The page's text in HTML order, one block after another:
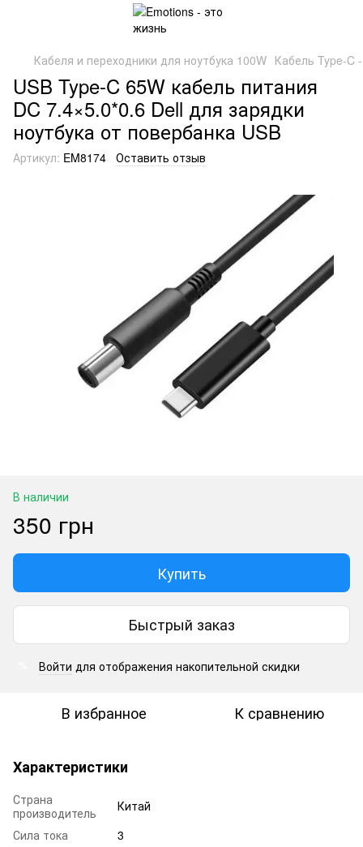
Кабеля и переходники для ноутбука 100W Кабель Type-C
USB Type-C 65W кабель питания
DC 7.4×5.0*0.6 Dell для зарядки
ноутбука от повербанка USB
Артикул: EM8174 Оставить отзыв
В наличии
350 грн
Купить
Быстрый заказ
Войти для отображения накопительной скидки
В избранное К сравнению
Характеристики
Страна
производитель
Китай
Сила тока
3